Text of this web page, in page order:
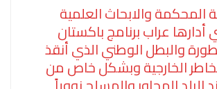
المحكمة والابحاث العلمية
أدارها عراب برنامج باكستان
والبطل الوطني الذي أنقذ
الخارجية وبشكل خاص من